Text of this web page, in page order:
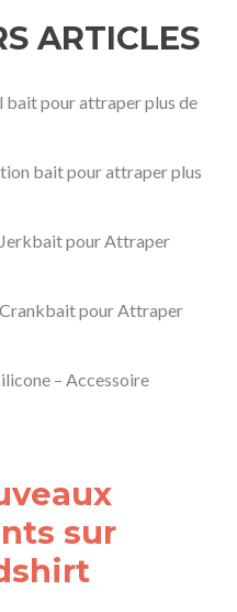
ARTICLES
bait pour attraper plus de
bait pour attraper plus
pour Attraper
pour Attraper
– Accessoire
sur